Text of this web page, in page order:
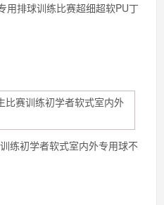
用排球训练比赛超细超软PU丁
练初学者软式室内外专用球不